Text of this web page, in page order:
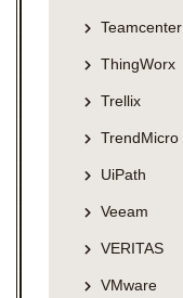
Teamcenter
ThingWorx
Trellix
TrendMicro
UiPath
Veeam
VERITAS
VMware